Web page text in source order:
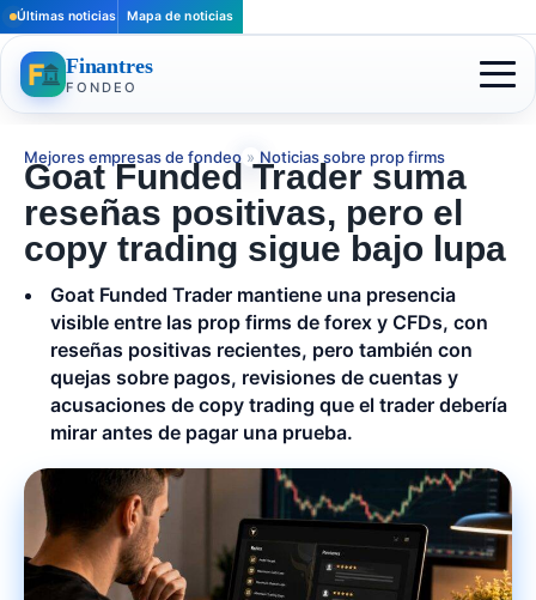
Últimas noticias Mapa de noticias
Finantres
FONDEO
Mejores empresas de fondeo » Noticias sobre prop firms
Goat Funded Trader suma
reseñas positivas, pero el
copy trading sigue bajo lupa
Goat Funded Trader mantiene una presencia
visible entre las prop firms de forex y CFDs, con
reseñas positivas recientes, pero también con
quejas sobre pagos, revisiones de cuentas y
acusaciones de copy trading que el trader debería
mirar antes de pagar una prueba.